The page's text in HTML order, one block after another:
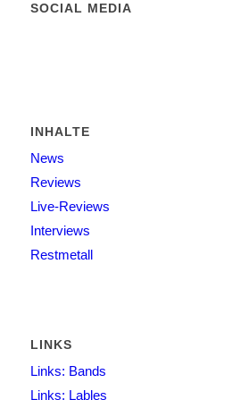
SOCIAL MEDIA
INHALTE
News
Reviews
Live-Reviews
Interviews
Restmetall
LINKS
Links: Bands
Links: Lables